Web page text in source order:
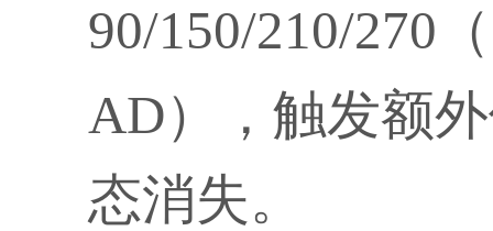
90/150/210/270
AD），触发额
态消失。